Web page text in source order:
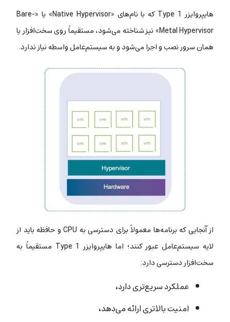
هایپروایزر Type 1 که با نام‌های « Native Hypervisor» یا
«Bare-
Metal Hypervisor» نیز شناخته می‌شود، مستقیماً روی سخت‌افزار یا
همان سرور نصب و اجرا می‌شود و به سیستم‌عامل واسطه نیاز ندارد.
از آنجایی که برنامه‌ها معمولاً برای دسترسی به CPU و حافظه باید از
لایه سیستم‌عامل عبور کنند؛ اما هایپروایزر Type 1 مستقیماً به
سخت‌افزار دسترسی دارد:
عملکرد سریع‌تری دارد،
امنیت بالاتری ارائه می‌دهد،